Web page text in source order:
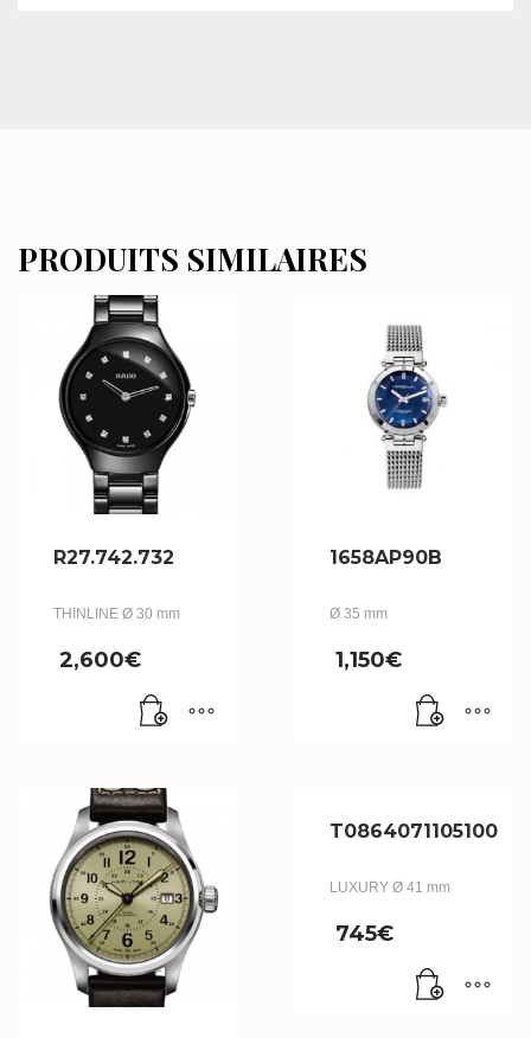
PRODUITS SIMILAIRES
R27.742.732
THINLINE Ø 30 mm
2,600€
1658AP90B
Ø 35 mm
1,150€
T0864071105100
LUXURY Ø 41 mm
745€